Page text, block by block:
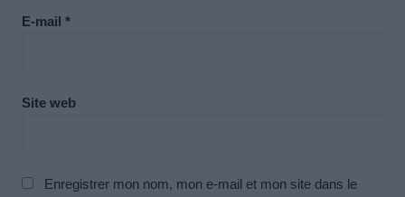
E-mail *
Site web
Enregistrer mon nom, mon e-mail et mon site dans le